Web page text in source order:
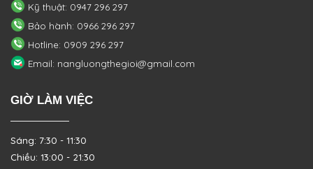
Kỹ thuật: 0947 296 297
Bảo hành: 0966 296 297
Hotline: 0909 296 297
Email: nangluongthegioi@gmail.com
GIỜ LÀM VIỆC
Sáng: 7:30 - 11:30
Chiều: 13:00 - 21:30